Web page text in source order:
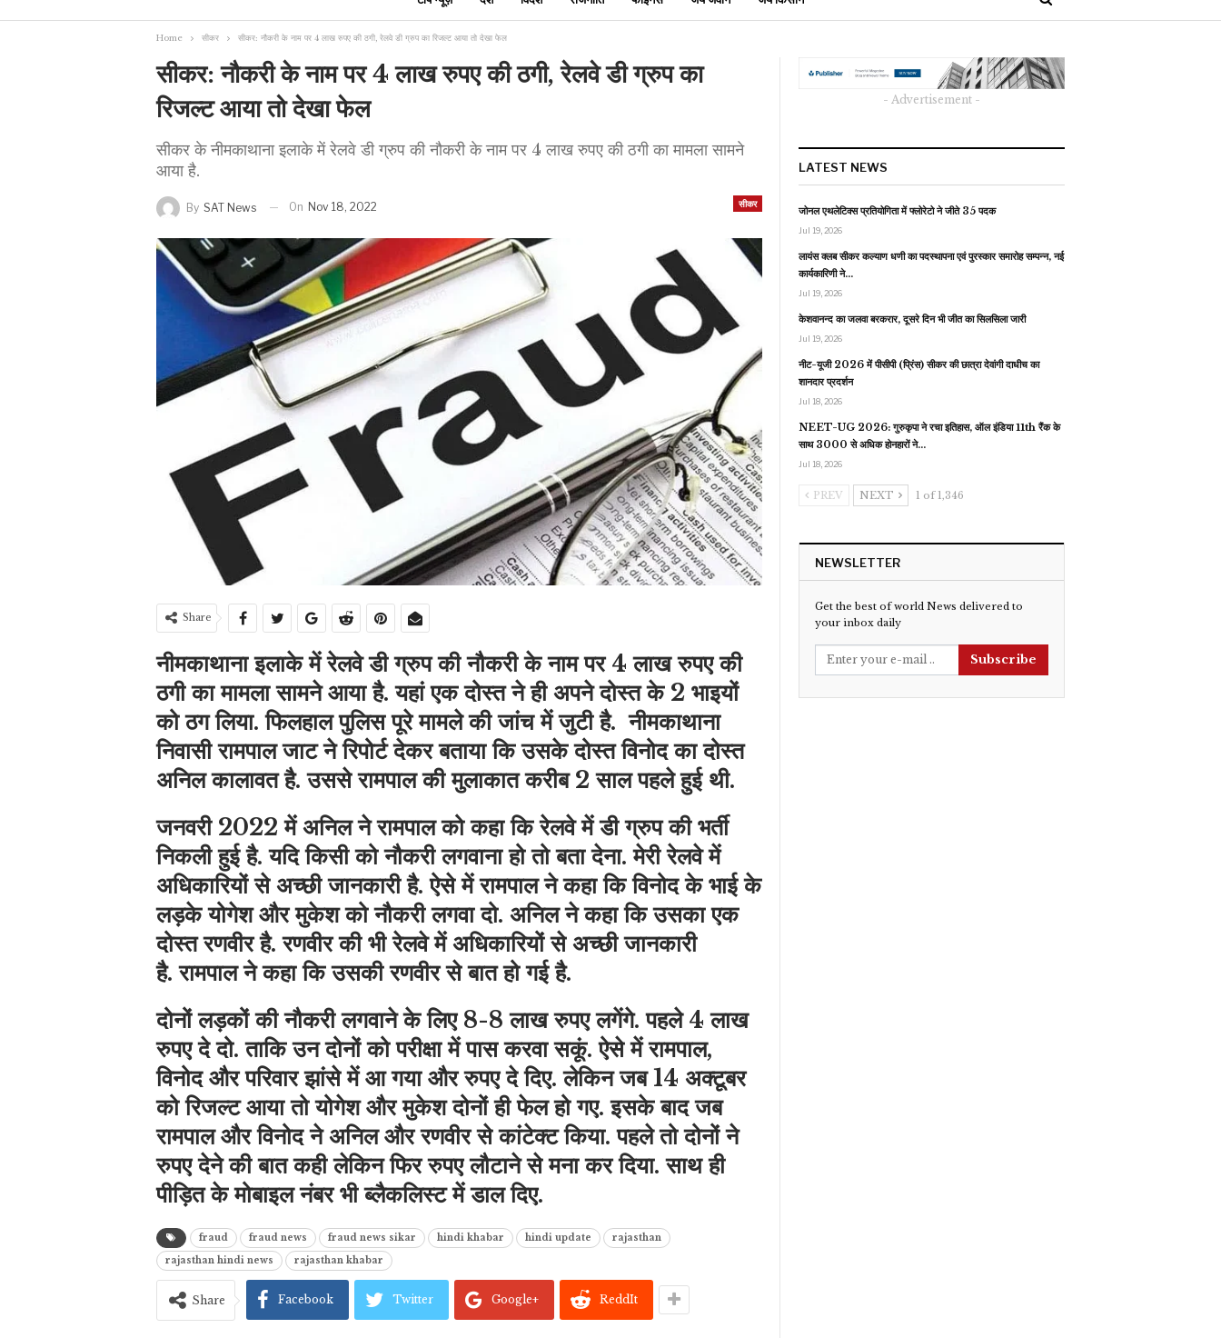
Home सीकर सीकर: नौकरी के नाम पर 4 लाख रुपए की ठगी, रेलवे डी ग्रुप का रिजल्ट आया तो देखा फेल
सीकर: नौकरी के नाम पर 4 लाख रुपए की ठगी, रेलवे डी ग्रुप का
रिजल्ट आया तो देखा फेल
सीकर के नीमकाथाना इलाके में रेलवे डी ग्रुप की नौकरी के नाम पर 4 लाख रुपए की ठगी का मामला सामने
आया है.
सीकर
By SAT News On Nov 18, 2022
Share
नीमकाथाना इलाके में रेलवे डी ग्रुप की नौकरी के नाम पर 4 लाख रुपए की
ठगी का मामला सामने आया है. यहां एक दोस्त ने ही अपने दोस्त के 2 भाइयों
को ठग लिया. फिलहाल पुलिस पूरे मामले की जांच में जुटी है. नीमकाथाना
निवासी रामपाल जाट ने रिपोर्ट देकर बताया कि उसके दोस्त विनोद का दोस्त
अनिल कालावत है. उससे रामपाल की मुलाकात करीब 2 साल पहले हुई थी.
जनवरी 2022 में अनिल ने रामपाल को कहा कि रेलवे में डी ग्रुप की भर्ती
निकली हुई है. यदि किसी को नौकरी लगवाना हो तो बता देना. मेरी रेलवे में
अधिकारियों से अच्छी जानकारी है. ऐसे में रामपाल ने कहा कि विनोद के भाई के
लड़के योगेश और मुकेश को नौकरी लगवा दो. अनिल ने कहा कि उसका एक
दोस्त रणवीर है. रणवीर की भी रेलवे में अधिकारियों से अच्छी जानकारी
है. रामपाल ने कहा कि उसकी रणवीर से बात हो गई है.
दोनों लड़कों की नौकरी लगवाने के लिए 8-8 लाख रुपए लगेंगे. पहले 4 लाख
रुपए दे दो. ताकि उन दोनों को परीक्षा में पास करवा सकूं. ऐसे में रामपाल,
विनोद और परिवार झांसे में आ गया और रुपए दे दिए. लेकिन जब 14 अक्टूबर
को रिजल्ट आया तो योगेश और मुकेश दोनों ही फेल हो गए. इसके बाद जब
रामपाल और विनोद ने अनिल और रणवीर से कांटेक्ट किया. पहले तो दोनों ने
रुपए देने की बात कही लेकिन फिर रुपए लौटाने से मना कर दिया. साथ ही
पीड़ित के मोबाइल नंबर भी ब्लैकलिस्ट में डाल दिए.
fraud fraud news fraud news sikar hindi khabar hindi update
rajasthan
rajasthan hindi news
rajasthan khabar
Share Facebook Twitter Google+ ReddIt
- Advertisement -
LATEST NEWS
जोनल एथलेटिक्स प्रतियोगिता में फ्लोरेटो ने जीते 35 पदक
Jul 19, 2026
लायंस क्लब सीकर कल्याण धणी का पदस्थापना एवं पुरस्कार समारोह सम्पन्न, नई
कार्यकारिणी ने…
Jul 19, 2026
केशवानन्द का जलवा बरकरार, दूसरे दिन भी जीत का सिलसिला जारी
Jul 19, 2026
नीट-यूजी 2026 में पीसीपी (प्रिंस) सीकर की छात्रा देवांगी दाधीच का
शानदार प्रदर्शन
Jul 18, 2026
NEET-UG 2026: गुरुकृपा ने रचा इतिहास, ऑल इंडिया 11th रैंक के
साथ 3000 से अधिक होनहारों ने…
Jul 18, 2026
PREV NEXT 1 of 1,346
NEWSLETTER
Get the best of world News delivered to
your inbox daily
Subscribe